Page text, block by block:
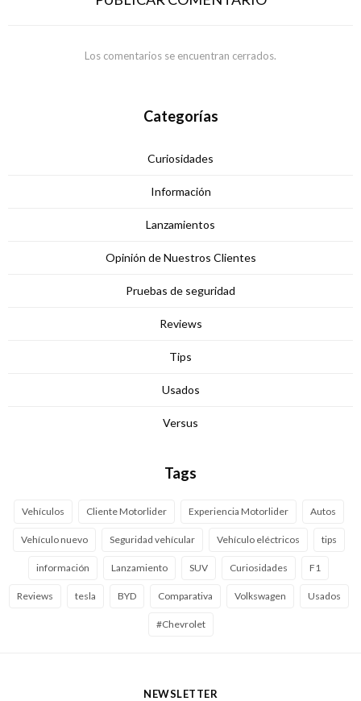
Los comentarios se encuentran cerrados.
Categorías
Curiosidades
Información
Lanzamientos
Opinión de Nuestros Clientes
Pruebas de seguridad
Reviews
Tips
Usados
Versus
Tags
Vehículos Cliente Motorlider Experiencia Motorlider Autos
Vehículo nuevo Seguridad vehícular Vehículo eléctricos tips
información Lanzamiento SUV Curiosidades F1
Reviews tesla BYD Comparativa Volkswagen Usados
#Chevrolet
NEWSLETTER